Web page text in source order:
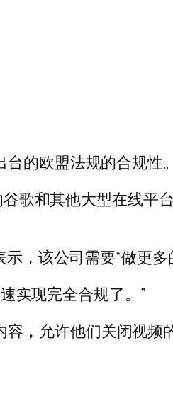
的欧盟法规的合规性。
歌和其他大型在线平
，该公司需要“做更多
实现完全合规了。”
，允许他们关闭视频